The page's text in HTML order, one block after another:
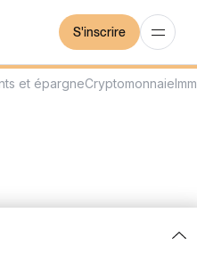
S'inscrire
et épargneCryptomonnaie